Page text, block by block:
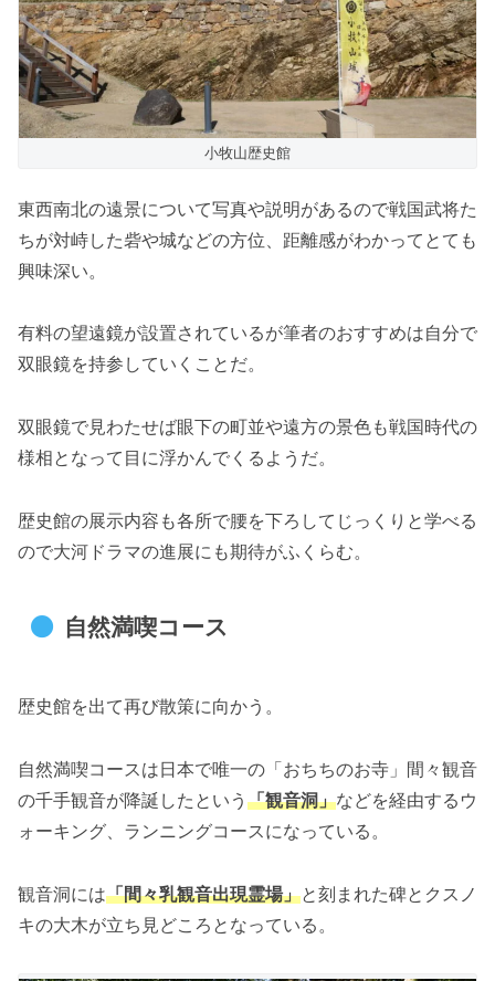
小牧山歴史館
東西南北の遠景について写真や説明があるので戦国武将た
ちが対峙した砦や城などの方位、距離感がわかってとても
興味深い。
有料の望遠鏡が設置されているが筆者のおすすめは自分で
双眼鏡を持参していくことだ。
双眼鏡で見わたせば眼下の町並や遠方の景色も戦国時代の
様相となって目に浮かんでくるようだ。
歴史館の展示内容も各所で腰を下ろしてじっくりと学べる
ので大河ドラマの進展にも期待がふくらむ。
自然満喫コース
歴史館を出て再び散策に向かう。
自然満喫コースは日本で唯一の「おちちのお寺」間々観音
の千手観音が降誕したという 「観音洞」などを経由するウ
ォーキング、ランニングコースになっている。
観音洞には「間々乳観音出現霊場」と刻まれた碑とクスノ
キの大木が立ち見どころとなっている。